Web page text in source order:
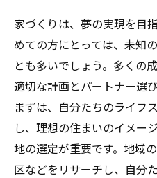
家づくりは、夢の実現を目
めての方にとっては、未知
とも多いでしょう。多くの
適切な計画とパートナー選
まずは、自分たちのライフ
し、理想の住まいのイメー
地の選定が重要です。地域
区などをリサーチし、自分